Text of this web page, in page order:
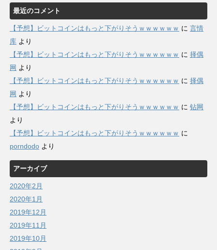
最近のコメント
【予想】ビットコインはもっと下がりそうｗｗｗｗｗｗ に 言情
库 より
【予想】ビットコインはもっと下がりそうｗｗｗｗｗｗ に 择偶
网 より
【予想】ビットコインはもっと下がりそうｗｗｗｗｗｗ に 择偶
网 より
【予想】ビットコインはもっと下がりそうｗｗｗｗｗｗ に 钻网
より
【予想】ビットコインはもっと下がりそうｗｗｗｗｗｗ に
porndodo より
アーカイブ
2020年2月
2020年1月
2019年12月
2019年11月
2019年10月